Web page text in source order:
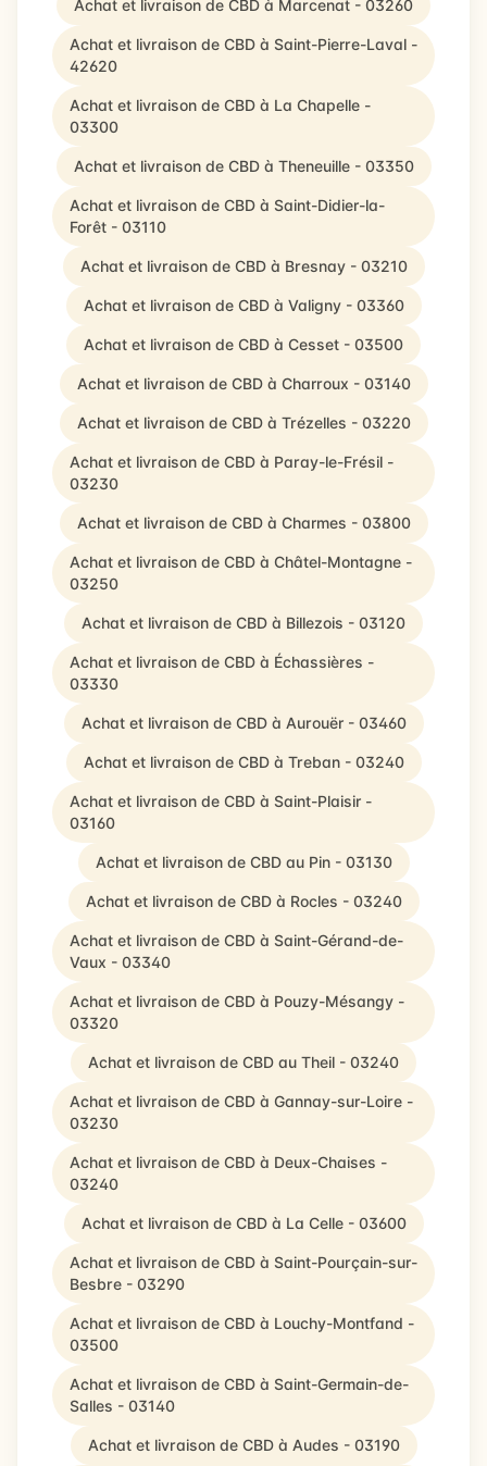
Achat et livraison de CBD à Marcenat - 03260
Achat et livraison de CBD à Saint-Pierre-Laval -
42620
Achat et livraison de CBD à La Chapelle -
03300
Achat et livraison de CBD à Theneuille - 03350
Achat et livraison de CBD à Saint-Didier-la-
Forêt - 03110
Achat et livraison de CBD à Bresnay - 03210
Achat et livraison de CBD à Valigny - 03360
Achat et livraison de CBD à Cesset - 03500
Achat et livraison de CBD à Charroux - 03140
Achat et livraison de CBD à Trézelles - 03220
Achat et livraison de CBD à Paray-le-Frésil -
03230
Achat et livraison de CBD à Charmes - 03800
Achat et livraison de CBD à Châtel-Montagne -
03250
Achat et livraison de CBD à Billezois - 03120
Achat et livraison de CBD à Échassières -
03330
Achat et livraison de CBD à Aurouër - 03460
Achat et livraison de CBD à Treban - 03240
Achat et livraison de CBD à Saint-Plaisir -
03160
Achat et livraison de CBD au Pin - 03130
Achat et livraison de CBD à Rocles - 03240
Achat et livraison de CBD à Saint-Gérand-de-
Vaux - 03340
Achat et livraison de CBD à Pouzy-Mésangy -
03320
Achat et livraison de CBD au Theil - 03240
Achat et livraison de CBD à Gannay-sur-Loire -
03230
Achat et livraison de CBD à Deux-Chaises -
03240
Achat et livraison de CBD à La Celle - 03600
Achat et livraison de CBD à Saint-Pourçain-sur-
Besbre - 03290
Achat et livraison de CBD à Louchy-Montfand -
03500
Achat et livraison de CBD à Saint-Germain-de-
Salles - 03140
Achat et livraison de CBD à Audes - 03190